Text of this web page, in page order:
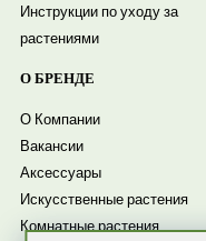
Инструкции по уходу за
растениями
О БРЕНДЕ
О Компании
Вакансии
Аксессуары
Искусственные растения
Комнатные растения